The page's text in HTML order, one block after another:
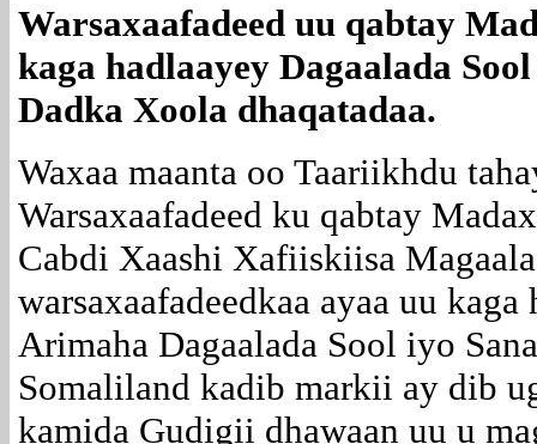
Warsaxaafadeed uu qabtay
kaga hadlaayey Dagaalada
Dadka Xoola dhaqatadaa.
Waxaa maanta oo Taariikhdu
Warsaxaafadeed ku qabtay
Cabdi Xaashi Xafiiskiisa
warsaxaafadeedkaa ayaa uu
Arimaha Dagaalada Sool iyo
Somaliland kadib markii ay dib
kamida Gudigii dhawaan uu u